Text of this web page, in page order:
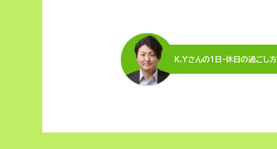
K.Yさんの1日・休日の過ごし方